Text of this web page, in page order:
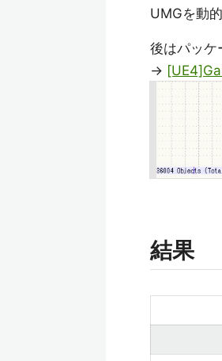
UMGを動
後はパッ
→
結果